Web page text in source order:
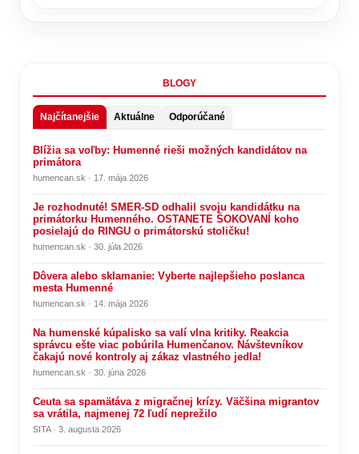
BLOGY
Najčítanejšie Aktuálne Odporúčané
Blížia sa voľby: Humenné rieši možných kandidátov na
primátora
humencan.sk · 17. mája 2026
Je rozhodnuté! SMER-SD odhalil svoju kandidátku na
primátorku Humenného. OSTANETE ŠOKOVANÍ koho
posielajú do RINGU o primátorskú stoličku!
humencan.sk · 30. júla 2026
Dôvera alebo sklamanie: Vyberte najlepšieho poslanca
mesta Humenné
humencan.sk · 14. mája 2026
Na humenské kúpalisko sa valí vlna kritiky. Reakcia
správcu ešte viac pobúrila Humenčanov. Návštevníkov
čakajú nové kontroly aj zákaz vlastného jedla!
humencan.sk · 30. júna 2026
Ceuta sa spamätáva z migračnej krízy. Väčšina migrantov
sa vrátila, najmenej 72 ľudí neprežilo
SITA · 3. augusta 2026